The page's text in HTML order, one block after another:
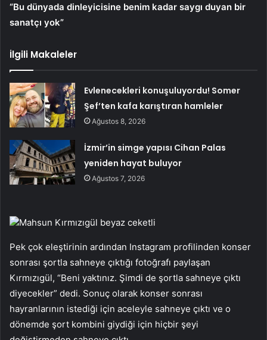
“Bu dünyada dinleyicisine benim kadar saygı duyan bir
sanatçı yok”
İlgili Makaleler
Evlenecekleri konuşuluyordu! Somer
Şef’ten kafa karıştıran hamleler
Ağustos 8, 2026
İzmir’in simge yapısı Cihan Palas
yeniden hayat buluyor
Ağustos 7, 2026
Mahsun Kırmızıgül beyaz ceketli
Pek çok eleştirinin ardından Instagram profilinden konser
sonrası şortla sahneye çıktığı fotoğrafı paylaşan
Kırmızıgül, “Beni yaktınız. Şimdi de şortla sahneye çıktı
diyecekler” dedi. Sonuç olarak konser sonrası
hayranlarının istediği için aceleyle sahneye çıktı ve o
dönemde şort kombini giydiği için hiçbir şeyi